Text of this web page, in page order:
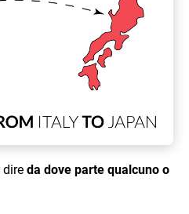
dire da dove parte qualcuno o